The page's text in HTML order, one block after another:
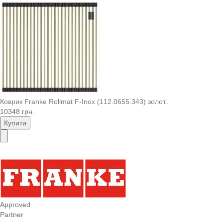
Коврик Franke Rollmat F-Inox (112.0655.343) золот..
10348 грн.
Купити
Approved
Partner